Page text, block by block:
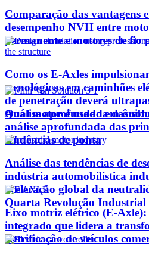
Comparação das vantagens
desempenho NVH entre
permanente e motores de fio
Como os E-Axles
tecnológicas em caminhões
de penetração deverá
Análise aprofundada das
Qual motor é usado em
análise aprofundada das
tendências de ponta
Análise das tendências de
indústria automobilística
aceleração global da
Quarta Revolução Industrial
Eixo motriz elétrico (E-Axle):
integrado que lidera a
eletrificação de veículos